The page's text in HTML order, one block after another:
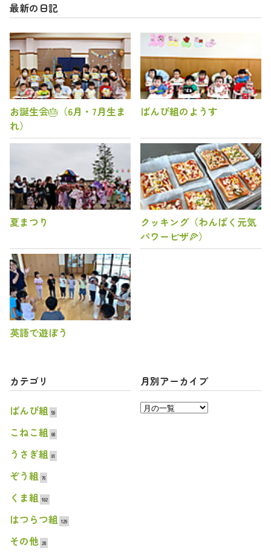
最新の日記
お誕生会🎂（6月・7月生ま
れ）
ばんび組のようす
夏まつり
クッキング（わんぱく元気
パワーピザ🍕）
英語で遊ぼう
カテゴリ
ばんび組 59
こねこ組 60
うさぎ組 61
ぞう組 76
くま組 102
はつらつ組 129
その他 20
月別アーカイブ